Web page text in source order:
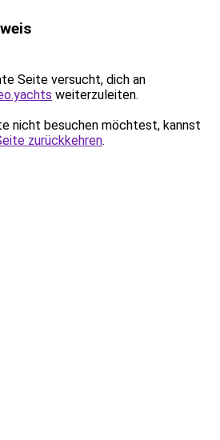
Seite versucht, dich an
weiterzuleiten.
nicht besuchen möchtest, kannst
zurückkehren.